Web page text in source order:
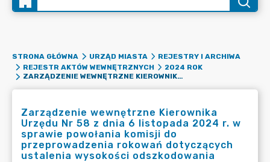
STRONA GŁÓWNA URZĄD MIASTA
REJESTRY I ARCHIWA
REJESTR AKTÓW WEWNĘTRZNYCH
2024 ROK
ZARZĄDZENIE WEWNĘTRZNE KIEROWNIKA URZĘDU NR 58 Z DNIA 6 LISTOPADA 2024 R. W SPRAWIE POWOŁANIA KOMISJI DO PRZEPROWADZENIA ROKOWAŃ DOTYCZĄCYCH USTALENIA WYSOKOŚCI ODSZKODOWANIA
Zarządzenie wewnętrzne Kierownika
Urzędu Nr 58 z dnia 6 listopada 2024 r. w
sprawie powołania komisji do
przeprowadzenia rokowań dotyczących
ustalenia wysokości odszkodowania